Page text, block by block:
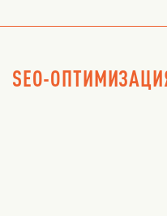
SEO-